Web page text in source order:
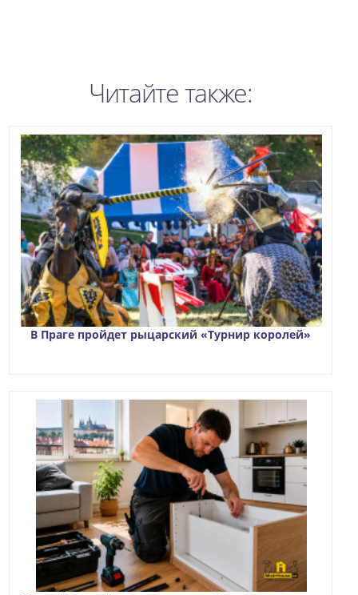
Читайте также:
В Праге пройдет рыцарский «Турнир королей»